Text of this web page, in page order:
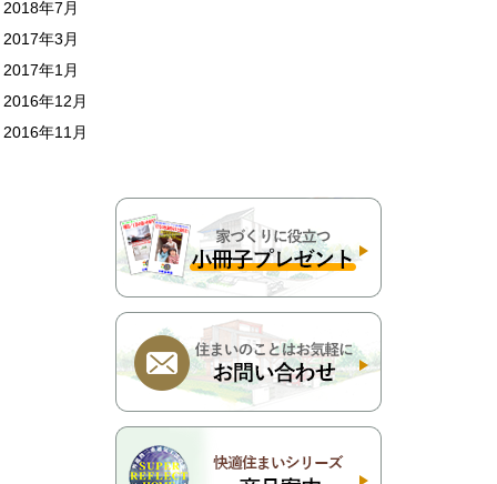
2018年7月
2017年3月
2017年1月
2016年12月
2016年11月